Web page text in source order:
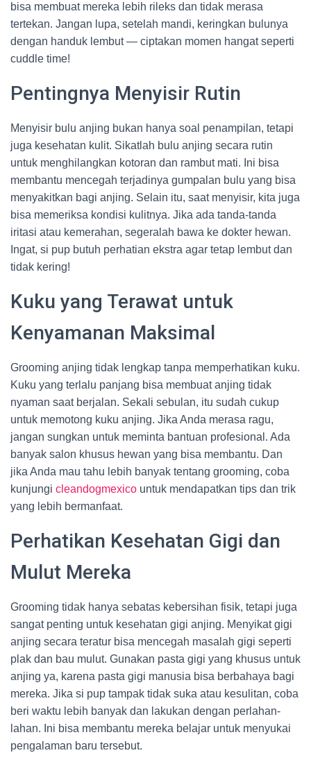
bisa membuat mereka lebih rileks dan tidak merasa
tertekan. Jangan lupa, setelah mandi, keringkan bulunya
dengan handuk lembut — ciptakan momen hangat seperti
cuddle time!
Pentingnya Menyisir Rutin
Menyisir bulu anjing bukan hanya soal penampilan, tetapi
juga kesehatan kulit. Sikatlah bulu anjing secara rutin
untuk menghilangkan kotoran dan rambut mati. Ini bisa
membantu mencegah terjadinya gumpalan bulu yang bisa
menyakitkan bagi anjing. Selain itu, saat menyisir, kita juga
bisa memeriksa kondisi kulitnya. Jika ada tanda-tanda
iritasi atau kemerahan, segeralah bawa ke dokter hewan.
Ingat, si pup butuh perhatian ekstra agar tetap lembut dan
tidak kering!
Kuku yang Terawat untuk
Kenyamanan Maksimal
Grooming anjing tidak lengkap tanpa memperhatikan kuku.
Kuku yang terlalu panjang bisa membuat anjing tidak
nyaman saat berjalan. Sekali sebulan, itu sudah cukup
untuk memotong kuku anjing. Jika Anda merasa ragu,
jangan sungkan untuk meminta bantuan profesional. Ada
banyak salon khusus hewan yang bisa membantu. Dan
jika Anda mau tahu lebih banyak tentang grooming, coba
kunjungi cleandogmexico untuk mendapatkan tips dan trik
yang lebih bermanfaat.
Perhatikan Kesehatan Gigi dan
Mulut Mereka
Grooming tidak hanya sebatas kebersihan fisik, tetapi juga
sangat penting untuk kesehatan gigi anjing. Menyikat gigi
anjing secara teratur bisa mencegah masalah gigi seperti
plak dan bau mulut. Gunakan pasta gigi yang khusus untuk
anjing ya, karena pasta gigi manusia bisa berbahaya bagi
mereka. Jika si pup tampak tidak suka atau kesulitan, coba
beri waktu lebih banyak dan lakukan dengan perlahan-
lahan. Ini bisa membantu mereka belajar untuk menyukai
pengalaman baru tersebut.